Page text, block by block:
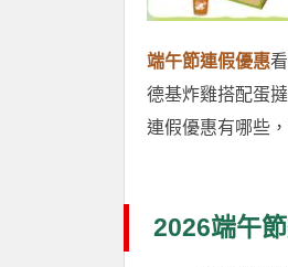
端午節連假優惠
德基炸雞搭配蛋
連假優惠有哪些
2026端午